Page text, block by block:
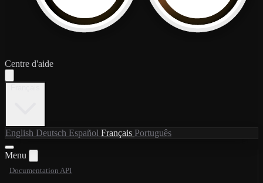
Centre d'aide
English Deutsch Español Français Português
Menu
Documentation API